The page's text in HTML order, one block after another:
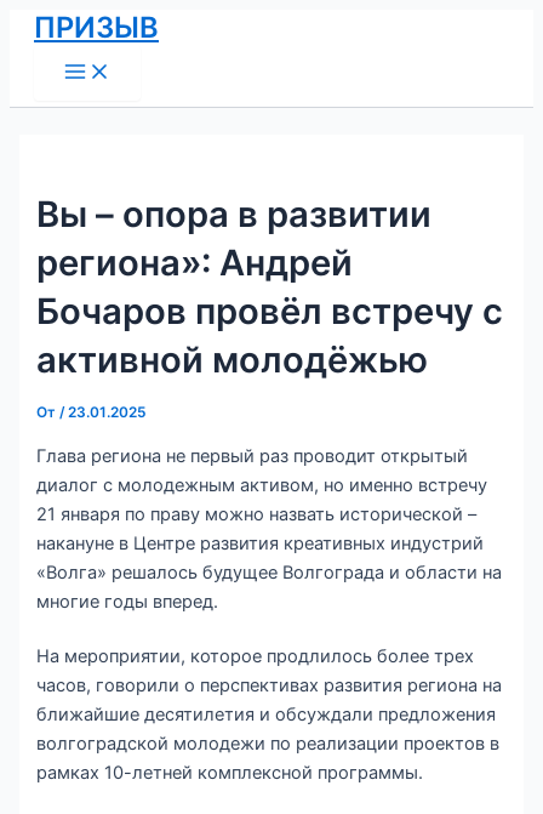
Перейти
содержимому
ПРИЗЫВ
Menu
Вы – опора в развитии
региона»: Андрей
Бочаров провёл встречу с
активной молодёжью
От/23.01.2025
Глава региона не первый раз проводит открытый
диалог с молодежным активом, но именно встречу
21 января по праву можно назвать исторической –
накануне в Центре развития креативных индустрий
«Волга» решалось будущее Волгограда и области на
многие годы вперед.
На мероприятии, которое продлилось более трех
часов, говорили о перспективах развития региона на
ближайшие десятилетия и обсуждали предложения
волгоградской молодежи по реализации проектов в
рамках 10-летней комплексной программы.
Навигация
по
записям